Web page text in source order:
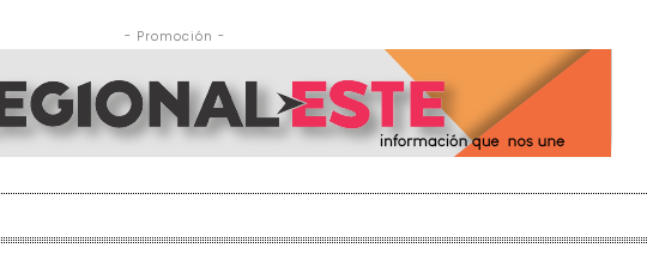
- Promoción -